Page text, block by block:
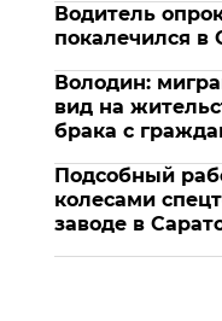
Водитель
покалечился в
Володин:
вид на
брака с
Подсобный
колесами
заводе в